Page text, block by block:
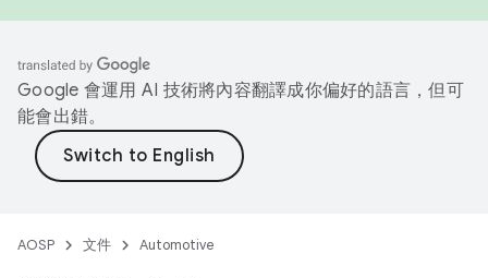
Google 會運用 AI 技術將內容翻譯成你偏好的語言，但可
能會出錯。
AOSP 文件 Automotive